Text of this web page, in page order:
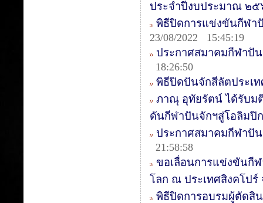
ประจำปีงบประมาณ ๒
พิธีปิดการแข่งขันกีฬา
23/08/2022 15:45:19
ประกาศสมาคมกีฬาปั
18:26:50
พิธีปิดปันจักสีลัตประเ
ภาณุ อุทัยรัตน์ ได้รับม
ดันกีฬาปันจักฯสู่โอลิมปิก
ประกาศสมาคมกีฬาปัน
21:58:58
ขอเลื่อนการแข่งขันกี
โลก ณ ประเทศสิงคโปร์
พิธีปิดการอบรมผู้ตัดสิ